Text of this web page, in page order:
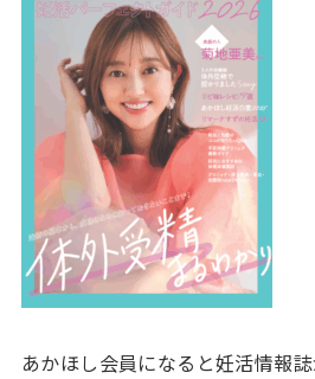
あかほし会員になると妊活情報